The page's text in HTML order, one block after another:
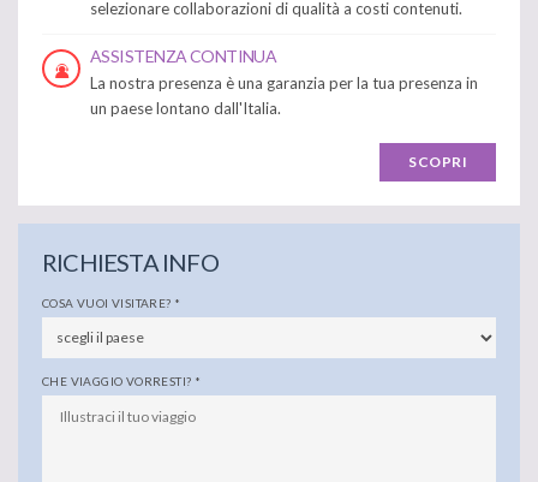
selezionare collaborazioni di qualità a costi contenuti.
ASSISTENZA CONTINUA
La nostra presenza è una garanzia per la tua presenza in
un paese lontano dall'Italia.
SCOPRI
RICHIESTA INFO
COSA VUOI VISITARE? *
CHE VIAGGIO VORRESTI? *